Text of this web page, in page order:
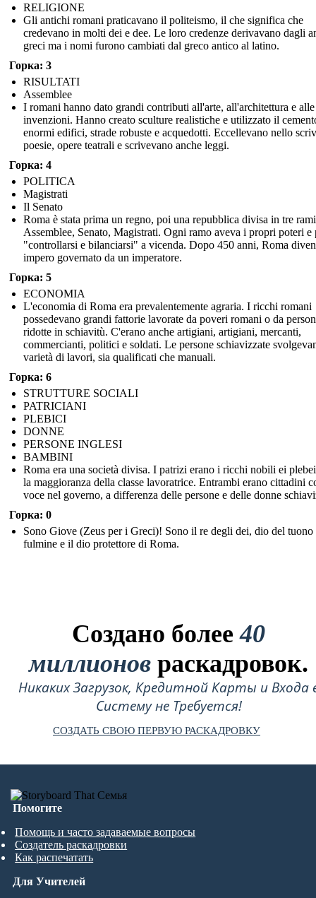
RELIGIONE
Gli antichi romani praticavano il politeismo, il che significa che
credevano in molti dei e dee. Le loro credenze derivavano dagli
greci ma i nomi furono cambiati dal greco antico al latino.
Горка: 3
RISULTATI
Assemblee
I romani hanno dato grandi contributi all'arte, all'architettura e alle
invenzioni. Hanno creato sculture realistiche e utilizzato il
enormi edifici, strade robuste e acquedotti. Eccellevano nello
poesie, opere teatrali e scrivevano anche leggi.
Горка: 4
POLITICA
Magistrati
Il Senato
Roma è stata prima un regno, poi una repubblica divisa in tre
Assemblee, Senato, Magistrati. Ogni ramo aveva i propri poteri e
"controllarsi e bilanciarsi" a vicenda. Dopo 450 anni, Roma
impero governato da un imperatore.
Горка: 5
ECONOMIA
L'economia di Roma era prevalentemente agraria. I ricchi romani
possedevano grandi fattorie lavorate da poveri romani o da
ridotte in schiavitù. C'erano anche artigiani, artigiani, mercanti,
commercianti, politici e soldati. Le persone schiavizzate
varietà di lavori, sia qualificati che manuali.
Горка: 6
STRUTTURE SOCIALI
PATRICIANI
PLEBICI
DONNE
PERSONE INGLESI
BAMBINI
Roma era una società divisa. I patrizi erano i ricchi nobili ei
la maggioranza della classe lavoratrice. Entrambi erano cittadini
voce nel governo, a differenza delle persone e delle donne
Горка: 0
Sono Giove (Zeus per i Greci)! Sono il re degli dei, dio del tuono
fulmine e il dio protettore di Roma.
Создано более40
миллионов раскадровок.
Никаких Загрузок, Кредитной Карты и Входа
Систему не Требуется!
СОЗДАТЬ СВОЮ ПЕРВУЮ РАСКАДРОВКУ
Помогите
Помощь и часто задаваемые вопросы
Создатель раскадровки
Как распечатать
Для Учителей